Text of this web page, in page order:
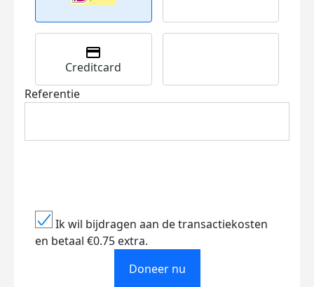
Creditcard
Referentie
Ik wil bijdragen aan de transactiekosten
en betaal €0.75 extra.
Doneer nu